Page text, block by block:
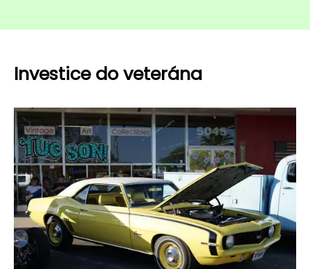
Investice do veterána